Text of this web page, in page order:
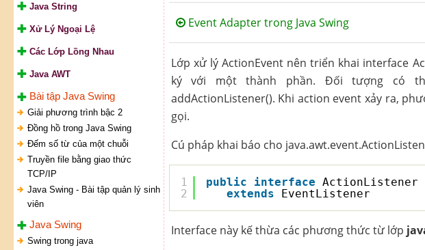
Java String
Xử Lý Ngoại Lệ
Các Lớp Lồng Nhau
Java AWT
Bài tập Java Swing
Giải phương trình bậc 2
Đồng hồ trong Java Swing
Đếm số từ của một chuỗi
Truyền file bằng giao thức
TCP/IP
Java Swing - Bài tập quản lý sinh
viên
Java Swing
Swing trong java
Event Adapter trong Java Swing
Lớp xử lý ActionEvent nên triển khai interface
ký với một thành phần. Đối tượng có
addActionListener(). Khi action event xảy ra,
gọi.
Cú pháp khai báo cho
1
2
public interface ActionListener
extends
EventListener
Interface này kế thừa các phương thức từ lớp